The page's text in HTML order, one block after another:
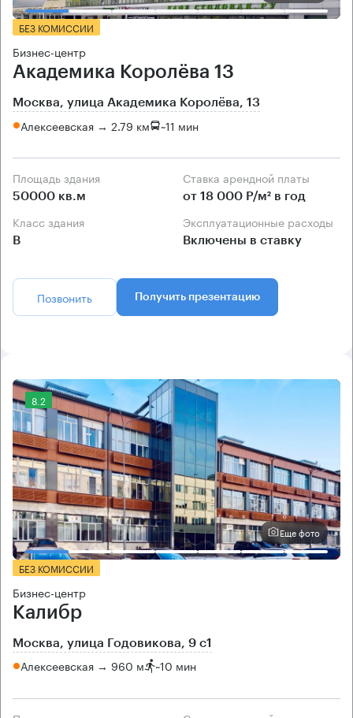
БЕЗ КОМИССИИ
Бизнес-центр
Академика Королёва 13
Москва, улица Академика Королёва, 13
Алексеевская → 2.79 км ~11 мин
Площадь здания
50000 кв.м
Ставка арендной платы
от 18 000 Р/м² в год
Класс здания
B
Эксплуатационные расходы
Включены в ставку
Позвонить Получить презентацию
8.2
Еще фото
БЕЗ КОМИССИИ
Бизнес-центр
Калибр
Москва, улица Годовикова, 9 с1
Алексеевская → 960 м ~10 мин